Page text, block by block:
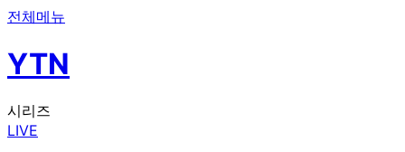
전체메뉴
YTN
시리즈
LIVE